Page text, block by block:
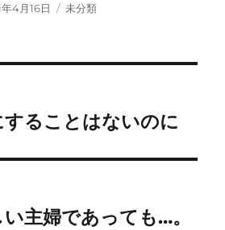
4月16日 Categories
未分類
ることはないのに
主婦であっても…。